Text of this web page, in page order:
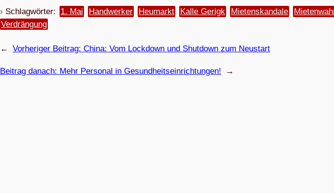
Schlagwörter: 1. Mai Handwerker Heumarkt Kal­le Ge­rigk Mietenskandale
Verdrängung
← Vorheriger Beitrag: China: Vom Lock­down und Shut­down zum Neustart
Beitrag danach: Mehr Per­so­nal in Gesundheitseinrichtungen! →